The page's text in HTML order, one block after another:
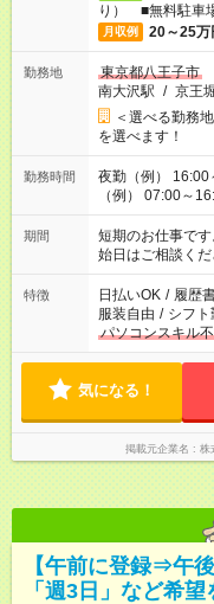
り） ■無料駐車
月収例 20～25万
勤務地
東京都八王子市
南大沢駅 / 京王
＜選べる勤務
を選べます！
勤務時間
夜勤（例） 16:00
（例） 07:00～
20:00※遅番 ※時
あれば調整でき
なります。★家庭
ください。
期間
短期のお仕事で
始日はご相談く
特徴 日払いOK / 履歴
服装自由 / シフト
パソコンスキル
気になる！
掲載元企業名 株
【午前に登録⇒午
「週3日」など希